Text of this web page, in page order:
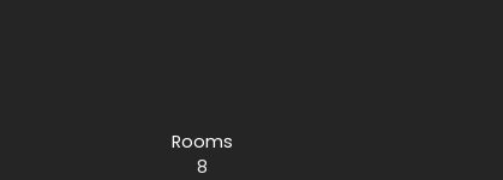
Rooms
8